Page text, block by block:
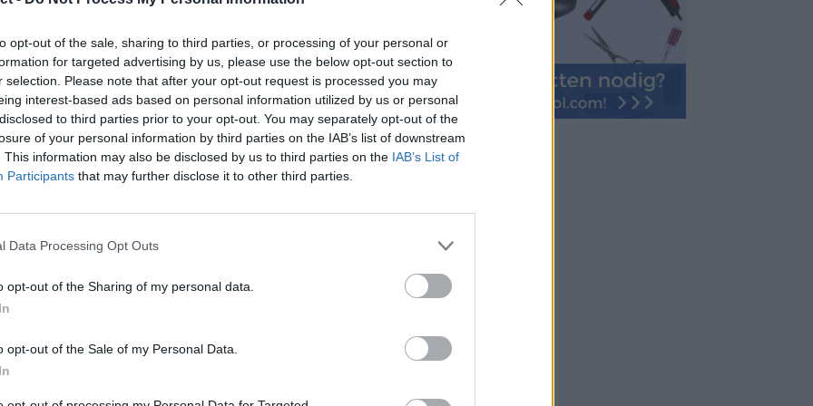
opt-out of the sale, sharing to third parties, or processing of your personal or
for targeted advertising by us, please use the below opt-out section to
selection. Please note that after your opt-out request is processed you may
interest-based ads based on personal information utilized by us or personal
to third parties prior to your opt-out. You may separately opt-out of the
of your personal information by third parties on the IAB’s list of downstream
This information may also be disclosed by us to third parties on the IAB’s List of
Participants that may further disclose it to other third parties.
Data Processing Opt Outs
opt-out of the Sharing of my personal data.
opt-out of the Sale of my Personal Data.
de bob knippen, dan moeten we enkele
moeten worden om er zeker van te zijn
We bekijken elke factor apart.
en golfpatroon
bepalende factoren zijn voor de
kapsel. Daarom is het belangrijk dat
zijn van hoe hun haar hier waarschijnlijk
goed op de hoogte te zijn van de
eerst onze instructies voor het knippen en
of een driehoekige pony.